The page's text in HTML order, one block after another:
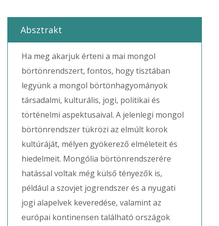
Absztrakt
Ha meg akarjuk érteni a mai mongol
börtönrendszert, fontos, hogy tisztában
legyünk a mongol börtönhagyományok
társadalmi, kulturális, jogi, politikai és
történelmi aspektusaival. A jelenlegi mongol
börtönrendszer tükrözi az elmúlt korok
kultúráját, mélyen gyökerező elméleteit és
hiedelmeit. Mongólia börtönrendszerére
hatással voltak még külső tényezők is,
például a szovjet jogrendszer és a nyugati
jogi alapelvek keveredése, valamint az
európai kontinensen található országok